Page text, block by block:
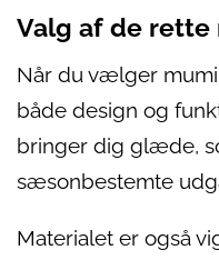
Valg af de rette
Når du vælger
både design og
bringer dig glæde,
sæsonbestemte
Materialet er også